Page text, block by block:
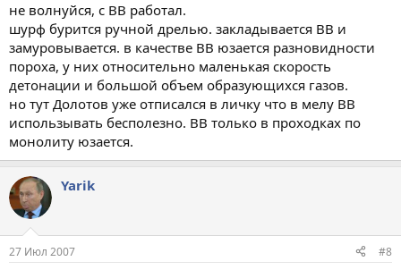
не волнуйся, с ВВ работал.
шурф бурится ручной дрелью. закладывается ВВ и
замуровывается. в качестве ВВ юзается разновидности
пороха, у них относительно маленькая скорость
детонации и большой объем образующихся газов.
но тут Долотов уже отписался в личку что в мелу ВВ
использывать бесполезно. ВВ только в проходках по
монолиту юзается.
Yarik
27 Июл 2007 #8